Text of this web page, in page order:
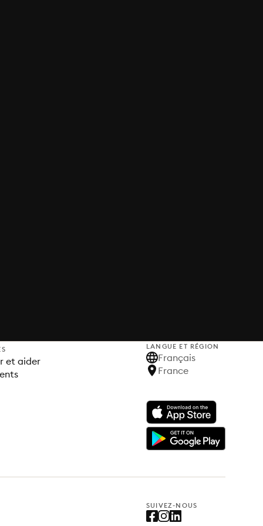
et aider
LANGUE ET RÉGION
Français
France
SUIVEZ-NOUS